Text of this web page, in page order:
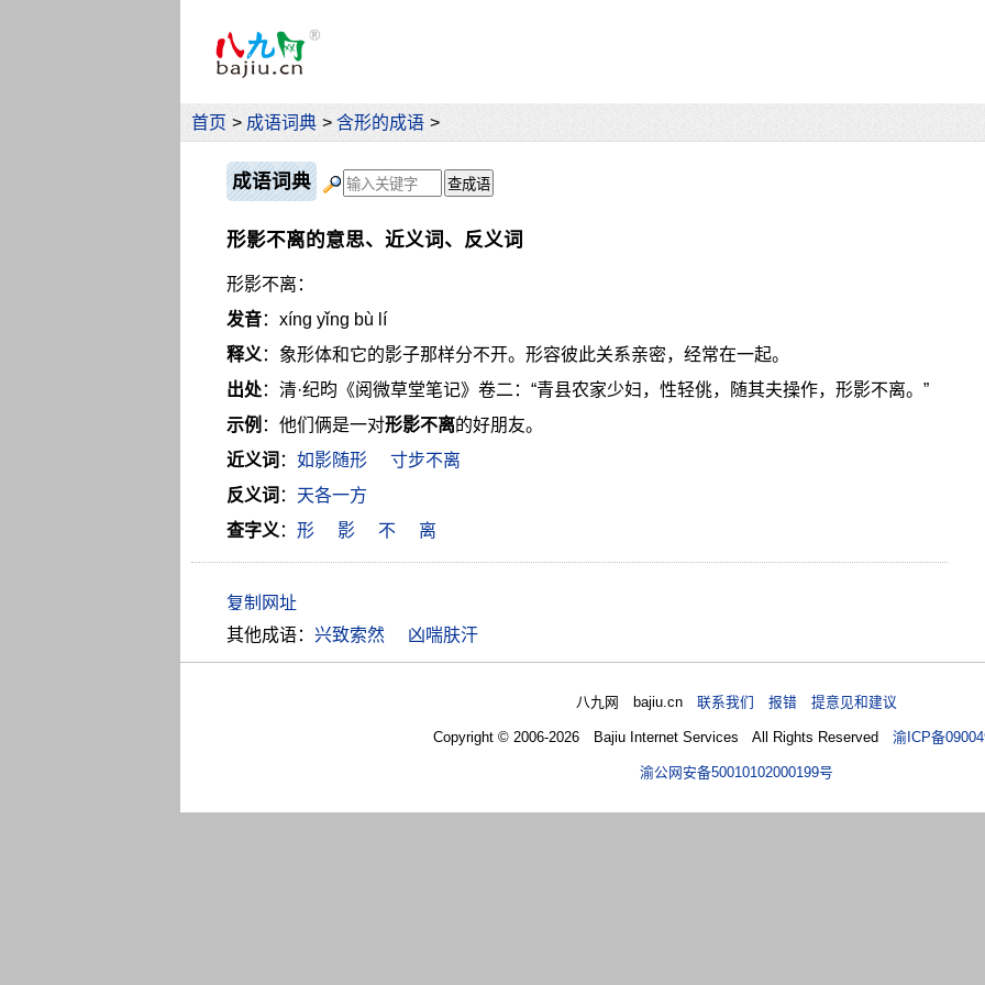
首页 > 成语词典 > 含形的成语 >
成语词典
形影不离的意思、近义词、反义词
形影不离：
发音：xíng yǐng bù lí
释义 ：象形体和它的影子那样分不开。形容彼此关系亲密，经常在一起。
出处：清·纪昀《阅微草堂笔记》卷二：“青县农家少妇，性轻佻，随其夫操作，形影不离。”
示例 ：他们俩是一对形影不离的好朋友。
近义词 ： 如影随形
寸步不离
反义词 ： 天各一方
查字义 ： 形 影 不 离
其他成语： 兴致索然 凶喘肤汗
八九网 bajiu.cn联系我们 报错 提意见和建议
Copyright © 2006-2026 Bajiu Internet Services All Rights Reserved 渝ICP备
渝公网安备50010102000199号